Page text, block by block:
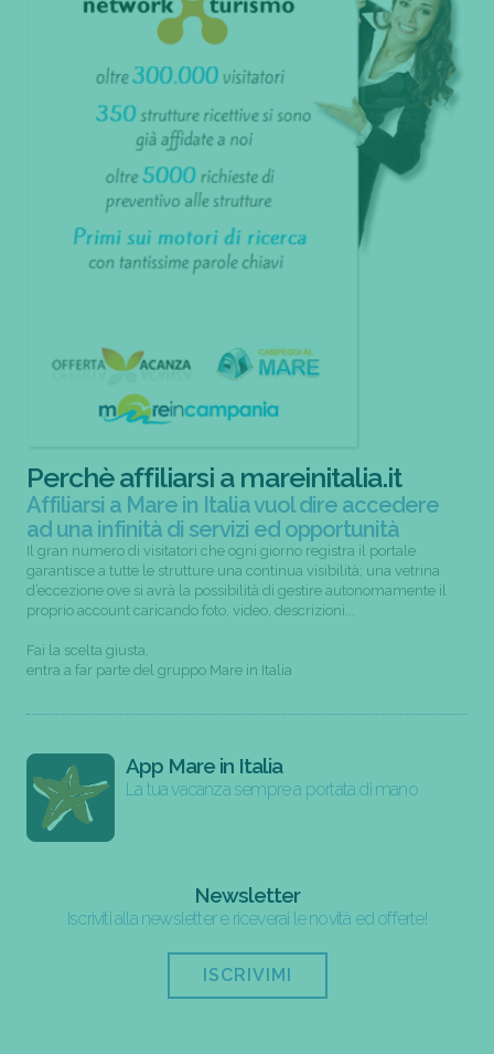
Perchè affiliarsi a mareinitalia.it
Affiliarsi a Mare in Italia vuol dire accedere
ad una infinità di servizi ed opportunità
Il gran numero di visitatori che ogni giorno registra il portale
garantisce a tutte le strutture una continua visibilità; una vetrina
d’eccezione ove si avrà la possibilità di gestire autonomamente il
proprio account caricando foto, video, descrizioni...
Fai la scelta giusta,
entra a far parte del gruppo Mare in Italia
App Mare in Italia
La tua vacanza sempre a portata di mano
Newsletter
Iscriviti alla newsletter e riceverai le novità ed offerte!
ISCRIVIMI